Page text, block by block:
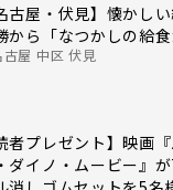
古屋・伏見】懐かし
から「なつかしの給
古屋 中区 伏見
者プレゼント】映画
ダイノ・ムービー』